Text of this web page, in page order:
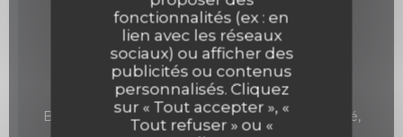
fonctionnalités (ex : en
lien avec les réseaux
sociaux) ou afficher des
publicités ou contenus
personnalisés. Cliquez
sur « Tout accepter », «
Tout refuser » ou «
Bistronomique
Type de restaurant
Restaurant
Services
Bar à Vin, Privatisation, Parking payant à proximité,
Terrasse, Accès Wifi